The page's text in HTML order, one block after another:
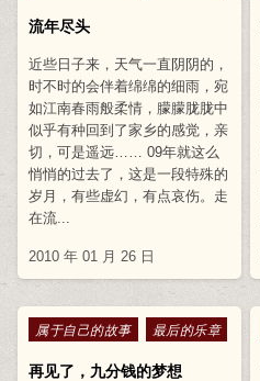
流年尽头
近些日子来，天气一直阴阴的，
时不时的会伴着绵绵的细雨，宛
如江南春雨般柔情，朦朦胧胧中
似乎有种回到了家乡的感觉，亲
切，可是遥远…… 09年就这么
悄悄的过去了，这是一段特殊的
岁月，有些虚幻，有点哀伤。走
在流...
2010 年 01 月 26 日
Posted in
属于自己的故事 最后的乐章
再见了，九分钱的梦想